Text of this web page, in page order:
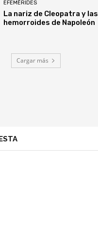
EFEMÉRIDES
La nariz de Cleopatra y las
hemorroides de Napoleón
Cargar más